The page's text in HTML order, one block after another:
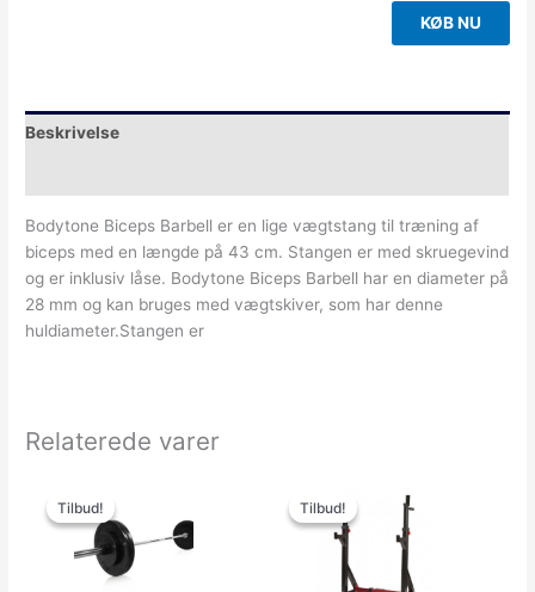
KØB NU
Beskrivelse
Bodytone Biceps Barbell er en lige vægtstang til træning af
biceps med en længde på 43 cm. Stangen er med skruegevind
og er inklusiv låse. Bodytone Biceps Barbell har en diameter på
28 mm og kan bruges med vægtskiver, som har denne
huldiameter.Stangen er
Relaterede varer
Tilbud!
Tilbud!
prispris
er:
Tilbud!
Tilbud!
oprindelige
pris
var:
3,500.00kr..
aktuelle
pris
er:
1,596.00kr..